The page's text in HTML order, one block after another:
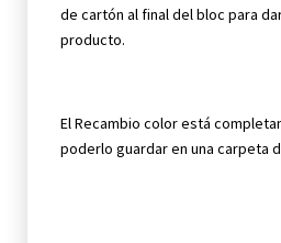
de cartón al final del bloc para
producto.
El Recambio color está
poderlo guardar en una carpeta